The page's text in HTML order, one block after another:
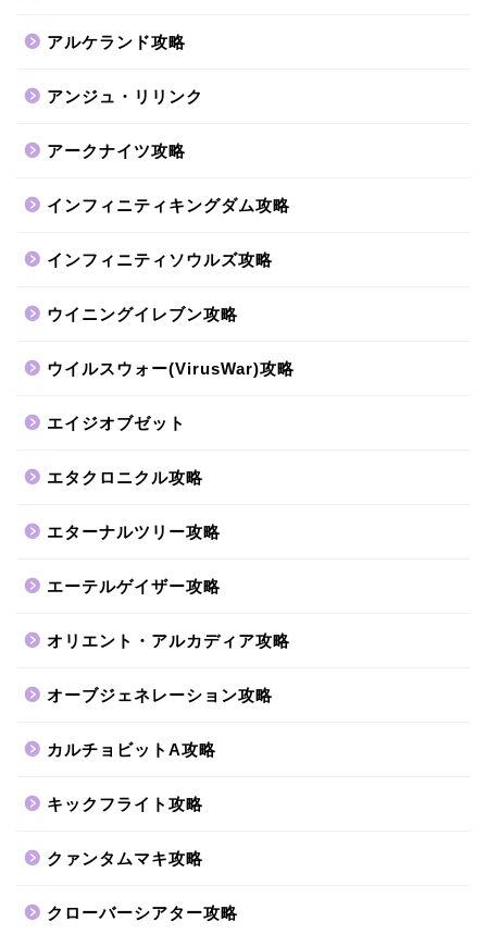
アルケランド攻略
アンジュ・リリンク
アークナイツ攻略
インフィニティキングダム攻略
インフィニティソウルズ攻略
ウイニングイレブン攻略
ウイルスウォー(VirusWar)攻略
エイジオブゼット
エタクロニクル攻略
エターナルツリー攻略
エーテルゲイザー攻略
オリエント・アルカディア攻略
オーブジェネレーション攻略
カルチョビットA攻略
キックフライト攻略
クァンタムマキ攻略
クローバーシアター攻略